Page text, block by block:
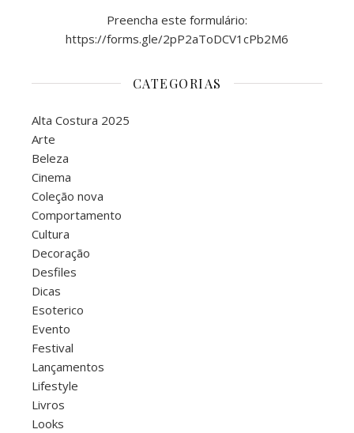
Preencha este formulário:
https://forms.gle/2pP2aToDCV1cPb2M6
CATEGORIAS
Alta Costura 2025
Arte
Beleza
Cinema
Coleção nova
Comportamento
Cultura
Decoração
Desfiles
Dicas
Esoterico
Evento
Festival
Lançamentos
Lifestyle
Livros
Looks